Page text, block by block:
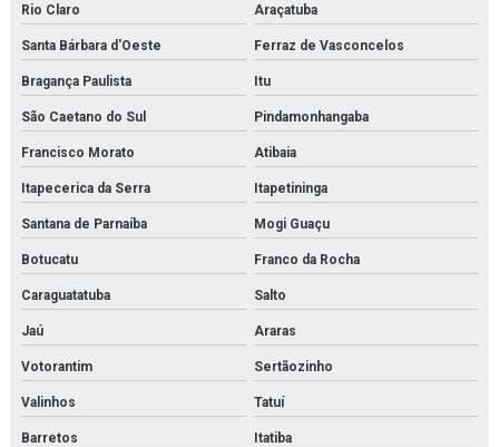
Rio Claro Araçatuba
Santa Bárbara d'Oeste Ferraz de Vasconcelos
Bragança Paulista Itu
São Caetano do Sul Pindamonhangaba
Francisco Morato Atibaia
Itapecerica da Serra Itapetininga
Santana de Parnaíba Mogi Guaçu
Botucatu Franco da Rocha
Caraguatatuba Salto
Jaú Araras
Votorantim Sertãozinho
Valinhos Tatuí
Barretos Itatiba